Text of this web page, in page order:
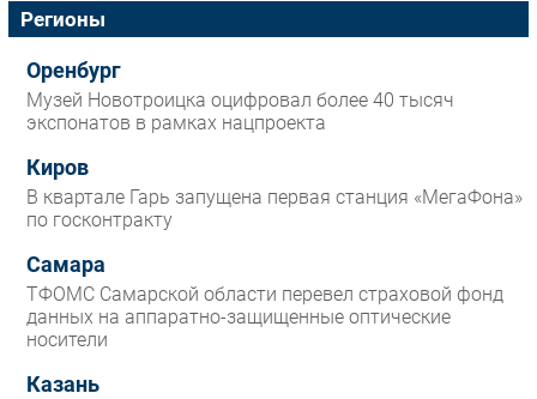
Регионы
Оренбург
Музей Новотроицка оцифровал более 40 тысяч
экспонатов в рамках нацпроекта
Киров
В квартале Гарь запущена первая станция «МегаФона»
по госконтракту
Самара
ТФОМС Самарской области перевел страховой фонд
данных на аппаратно-защищенные оптические
носители
Казань